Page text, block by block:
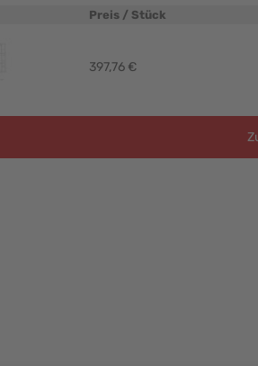
Preis / Stück
397,76 €